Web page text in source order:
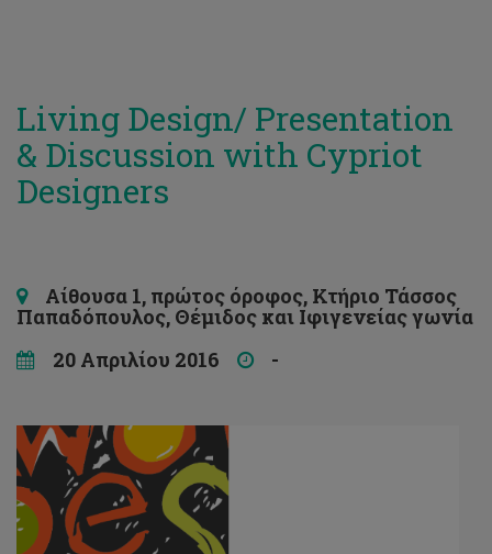
Living Design/ Presentation
& Discussion with Cypriot
Designers
Αίθουσα 1, πρώτος όροφος, Κτήριο Τάσσος
Παπαδόπουλος, Θέμιδος και Ιφιγενείας γωνία
20 Απριλίου 2016
-